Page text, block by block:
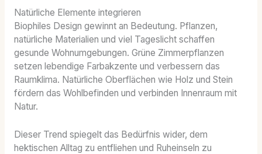
Natürliche Elemente integrieren
Biophiles Design gewinnt an Bedeutung. Pflanzen,
natürliche Materialien und viel Tageslicht schaffen
gesunde Wohnumgebungen. Grüne Zimmerpflanzen
setzen lebendige Farbakzente und verbessern das
Raumklima. Natürliche Oberflächen wie Holz und Stein
fördern das Wohlbefinden und verbinden Innenraum mit
Natur.
Dieser Trend spiegelt das Bedürfnis wider, dem
hektischen Alltag zu entfliehen und Ruheinseln zu